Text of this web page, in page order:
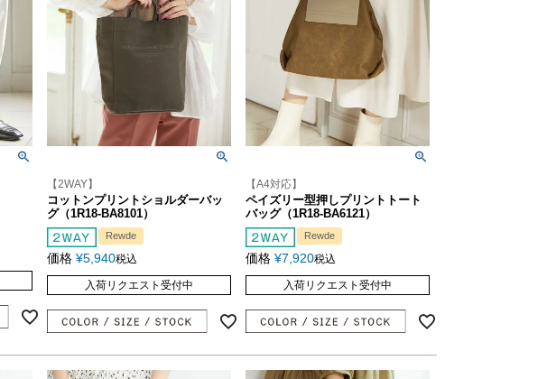
【2WAY】
コットンプリントショルダーバッ
グ（1R18-BA8101）
Rewde
価格 ¥5,940税込
入荷リクエスト受付中
【A4対応】
ペイズリー型押しプリントトート
バッグ（1R18-BA6121）
Rewde
価格 ¥7,920税込
入荷リクエスト受付中